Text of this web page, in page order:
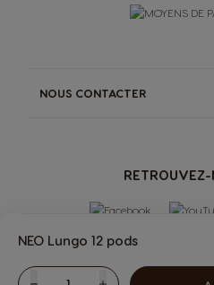
RETROUVEZ-
NOUS CONTACTER
NEO Lungo 12 pods